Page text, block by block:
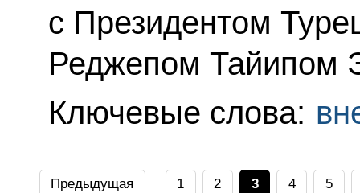
с Президентом
Реджепом Тайипом
Ключевые слова:
Предыдущая 1 2 3 4 5